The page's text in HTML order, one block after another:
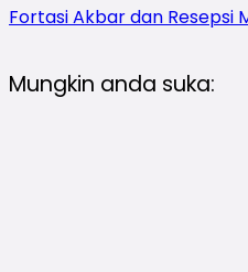
Fortasi Akbar dan Resepsi
Mungkin anda suka: